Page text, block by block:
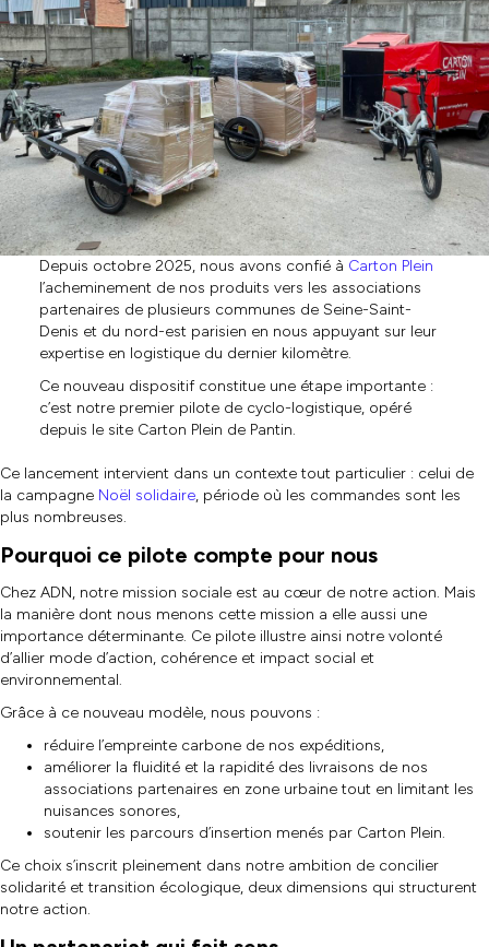
Depuis octobre 2025, nous avons confié à Carton Plein
l’acheminement de nos produits vers les associations
partenaires de plusieurs communes de Seine-Saint-
Denis et du nord-est parisien en nous appuyant sur leur
expertise en logistique du dernier kilomètre.
Ce nouveau dispositif constitue une étape importante :
c’est notre premier pilote de cyclo-logistique, opéré
depuis le site Carton Plein de Pantin.
Ce lancement intervient dans un contexte tout particulier : celui de
la campagne Noël solidaire, période où les commandes sont les
plus nombreuses.
Pourquoi ce pilote compte pour nous
Chez ADN, notre mission sociale est au cœur de notre action. Mais
la manière dont nous menons cette mission a elle aussi une
importance déterminante. Ce pilote illustre ainsi notre volonté
d’allier mode d’action, cohérence et impact social et
environnemental.
Grâce à ce nouveau modèle, nous pouvons :
réduire l’empreinte carbone de nos expéditions,
améliorer la fluidité et la rapidité des livraisons de nos
associations partenaires en zone urbaine tout en limitant les
nuisances sonores,
soutenir les parcours d’insertion menés par Carton Plein.
Ce choix s’inscrit pleinement dans notre ambition de concilier
solidarité et transition écologique, deux dimensions qui structurent
notre action.